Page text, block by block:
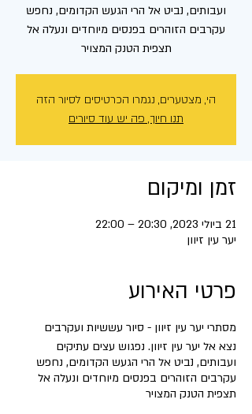
ועבותים, נביט אל הרי הגעש הקדומים, נחפש
עקרבים הזוהרים בפנסים מיוחדים ונעלה אל
תצפית הטנק המצויר
הי, מצטערים, נגמרו הכרטיסים לסיור הזה
תנו חיוך, פה יש עוד סיורים
זמן ומיקום
21 ביולי 2023, 20:30 – 22:00
יער עין זיוון
פרטי האירוע
מסתרי יער עין זיוון - סיור עששיות ועקרבים
נצא אל יער עין זיוון. נפגוש עצים עתיקים
ועבותים, נביט אל הרי הגעש הקדומים, נחפש
עקרבים הזוהרים בפנסים מיוחדים ונעלה אל
תצפית הטנק המצויר